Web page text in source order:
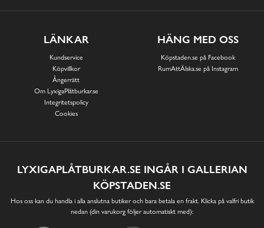
LÄNKAR
Kundservice
Köpvillkor
Ångerrätt
Om LyxigaPlåtburkar.se
Integritetspolicy
Cookies
HÄNG MED OSS
Köpstaden.se på Facebook
RumAttÄlska.se på Instagram
LYXIGAPLÅTBURKAR.SE INGÅR I GALLERIAN
KÖPSTADEN.SE
Hos oss kan du handla i alla anslutna butiker och bara betala en frakt. Klicka på valfri butik
nedan (din varukorg följer automatiskt med):